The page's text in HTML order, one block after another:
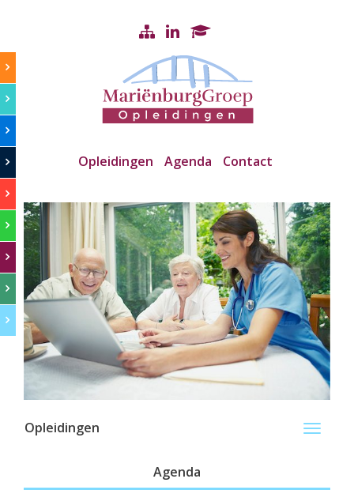
Opleidingen Agenda Contact
Toggle
Opleidingen
Agenda